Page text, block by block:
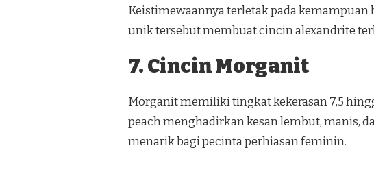
Keistimewaannya terletak pada
unik tersebut membuat cincin alexandrite
7. Cincin Morganit
Morganit memiliki tingkat kekerasan 7,5
peach menghadirkan kesan lembut, manis,
menarik bagi pecinta perhiasan feminin.